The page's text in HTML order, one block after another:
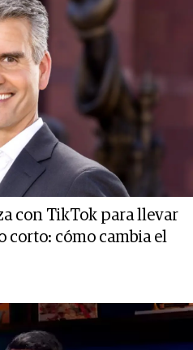
con TikTok para llevar
corto: cómo cambia el